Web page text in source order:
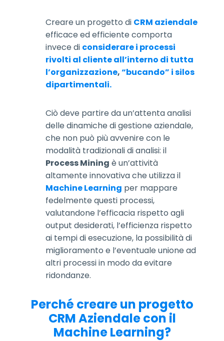
Creare un progetto di CRM aziendale
efficace ed efficiente comporta
invece di considerare i processi
rivolti al cliente all’interno di tutta
l’organizzazione,“bucando” i silos
dipartimentali.
Ciò deve partire da un’attenta analisi
delle dinamiche di gestione aziendale,
che non può più avvenire con le
modalità tradizionali di analisi: il
Process Mining è un’attività
altamente innovativa che utilizza il
Machine Learning per mappare
fedelmente questi processi,
valutandone l’efficacia rispetto agli
output desiderati, l’efficienza rispetto
ai tempi di esecuzione, la possibilità di
miglioramento e l’eventuale unione ad
altri processi in modo da evitare
ridondanze.
Perché creare un progetto
CRM Aziendale con il
Machine Learning?